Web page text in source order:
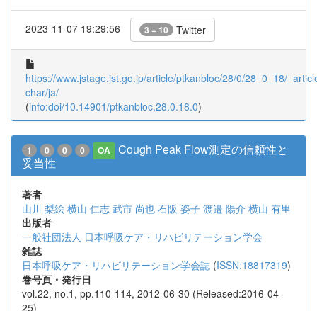
2023-11-07 19:29:56 3 + 10 Twitter
https://www.jstage.jst.go.jp/article/ptkanbloc/28/0/28_0_18/
char/ja/
(info:doi/10.14901/ptkanbloc.28.0.18.0)
1 0 0 0 OA
Cough Peak Flow測定の信頼性と
妥当性
著者
山川 梨絵 横山 仁志 武市 尚也 石阪 姿子 渡邉 陽介 横山 有里
出版者
一般社団法人 日本呼吸ケア・リハビリテーション学会
雑誌
日本呼吸ケア・リハビリテーション学会誌 (ISSN:18817319)
巻号頁・発行日
vol.22, no.1, pp.110-114, 2012-06-30 (Released:2016-04-
25)